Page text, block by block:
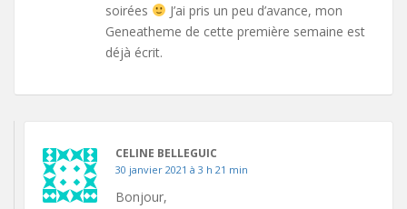
soirées
J’ai pris un peu d’avance, mon
Geneatheme de cette première semaine est
déjà écrit.
CELINE BELLEGUIC
30 janvier 2021 à 3 h 21 min
Bonjour,